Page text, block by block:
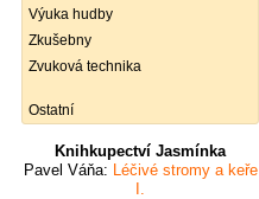
Výuka hudby
Zkušebny
Zvuková technika
Ostatní
Knihkupectví Jasmínka
Pavel Váňa: Léčivé stromy a keře
I.